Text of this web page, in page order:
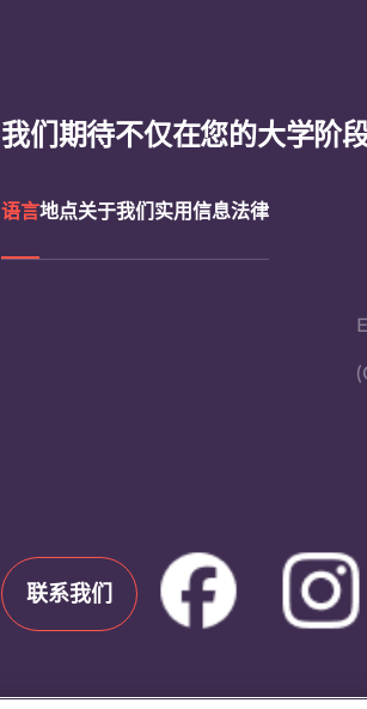
我们期待不仅在您的大学阶
语言地点关于我们实用信息法律
联系我们